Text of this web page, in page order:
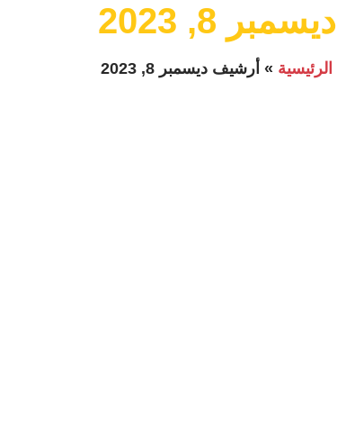
ديسمبر 8, 2023
الرئيسية » أرشيف ديسمبر 8, 2023